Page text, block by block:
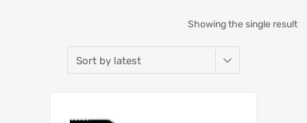
Showing the single result